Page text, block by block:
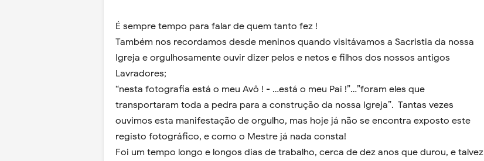
É sempre tempo para falar de quem tanto fez !
Também nos recordamos desde meninos quando visitávamos a Sacristia da nossa
Igreja e orgulhosamente ouvir dizer pelos e netos e filhos dos nossos antigos
Lavradores;
“nesta fotografia está o meu Avô ! - …está o meu Pai !”…”foram eles que
transportaram toda a pedra para a construção da nossa Igreja”. Tantas vezes
ouvimos esta manifestação de orgulho, mas hoje já não se encontra exposto este
registo fotográfico, e como o Mestre já nada consta!
Foi um tempo longo e longos dias de trabalho, cerca de dez anos que durou, e talvez